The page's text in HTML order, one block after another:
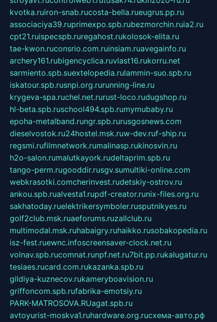
kvotka.ruiron-snab.rucosta-bella.rueugrus.pp.ru
associaciya39.ruprimexpo.spb.rubezmorchin.ruia2.ru
cpt21.ruispecspb.ruregahost.rukolosok-elita.ru
tae-kwon.ruconsrio.com.ruinsiam.ruavegainfo.ru
archery161.rubigencyclica.ruvlast16.rukorru.net
sarmiento.spb.suextelopedia.rulammin-suo.spb.ru
iskatour.spb.rusnpi.org.rurunning-line.ru
krygeva-spa.ruchel.net.rurust-loco.rudugshop.ru
hl-beta.spb.ruschool494.spb.rumymubaby.ru
epoha-metalband.rungr.spb.rurusgosnews.com
dieselvostok.ru24hostel.msk.ruw-dev.ruf-ship.ru
regsmi.rufilmnetwork.rumalinasp.rukinosvin.ru
h2o-salon.rumalutkayork.rudeltaprim.spb.ru
tango-perm.rugooddir.rusgv.sumultiki-online.com
webkrasotki.comcherinvest.rudetskiy-ostrov.ru
ankou.spb.rualvesta1.rupdf-creator.runix-files.org.ru
sakhatoday.ruelektrikersymboler.rusputnikyes.ru
golf2club.msk.ruaeforums.ruzallclub.ru
multimodal.msk.ruhabaigry.ruhaikko.rusobakopedia.ru
isz-fest.ruewnc.infoscreensaver-clock.net.ru
volnav.spb.rucomnat.runpf.net.ru7bit.pp.rukalugatur.ru
tesiaes.rucard.com.rukazanka.spb.ru
gildiya-kuznecov.rukameryboavision.ru
griffoncom.spb.rufabrika-emotsiy.ru
PARK-MATROSOVA.RUagat.spb.ru
avtoyurist-moskva1.ruhardware.org.ruсхема-авто.рф